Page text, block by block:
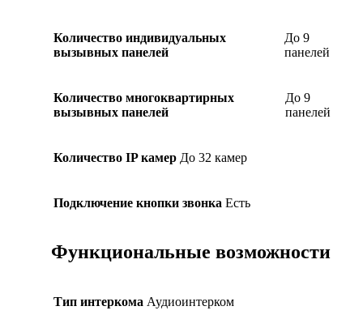
Количество индивидуальных
вызывных панелей
До 9
панелей
Количество многоквартирных
вызывных панелей
До 9
панелей
Количество IP камер До 32 камер
Подключение кнопки звонка Есть
Функциональные возможности
Тип интеркома Аудиоинтерком